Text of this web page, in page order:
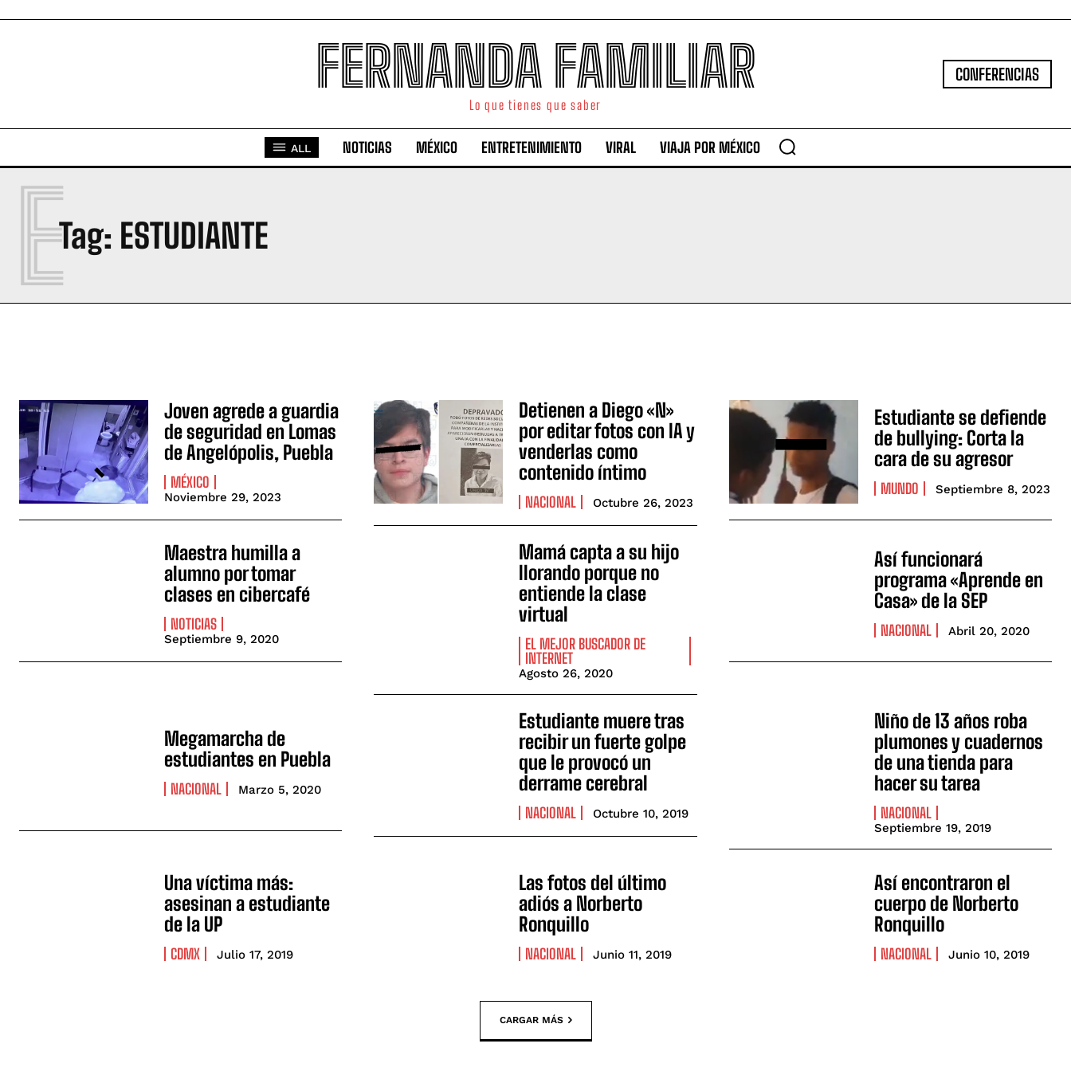
FERNANDA FAMILIAR
Lo que tienes que saber
CONFERENCIAS
ALL NOTICIAS MÉXICO ENTRETENIMIENTO VIRAL VIAJA POR MÉXICO
Tag: ESTUDIANTE
E
Joven agrede a guardia
de seguridad en Lomas
de Angelópolis, Puebla
MÉXICO
Noviembre 29, 2023
Detienen a Diego «N»
por editar fotos con IA y
venderlas como
contenido íntimo
NACIONAL Octubre 26, 2023
Estudiante se defiende
de bullying: Corta la
cara de su agresor
MUNDO Septiembre 8, 2023
Maestra humilla a
alumno por tomar
clases en cibercafé
NOTICIAS
Septiembre 9, 2020
Mamá capta a su hijo
llorando porque no
entiende la clase
virtual
EL MEJOR BUSCADOR DE
INTERNET
Agosto 26, 2020
Así funcionará
programa «Aprende en
Casa» de la SEP
NACIONAL Abril 20, 2020
Megamarcha de
estudiantes en Puebla
NACIONAL Marzo 5, 2020
Estudiante muere tras
recibir un fuerte golpe
que le provocó un
derrame cerebral
NACIONAL Octubre 10, 2019
Niño de 13 años roba
plumones y cuadernos
de una tienda para
hacer su tarea
NACIONAL
Septiembre 19, 2019
Una víctima más:
asesinan a estudiante
de la UP
CDMX Julio 17, 2019
Las fotos del último
adiós a Norberto
Ronquillo
NACIONAL Junio 11, 2019
Así encontraron el
cuerpo de Norberto
Ronquillo
NACIONAL Junio 10, 2019
CARGAR MÁS